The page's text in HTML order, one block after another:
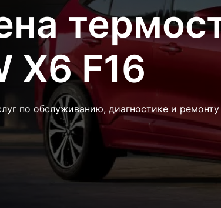
X6 F16
по обслуживанию, диагностике и